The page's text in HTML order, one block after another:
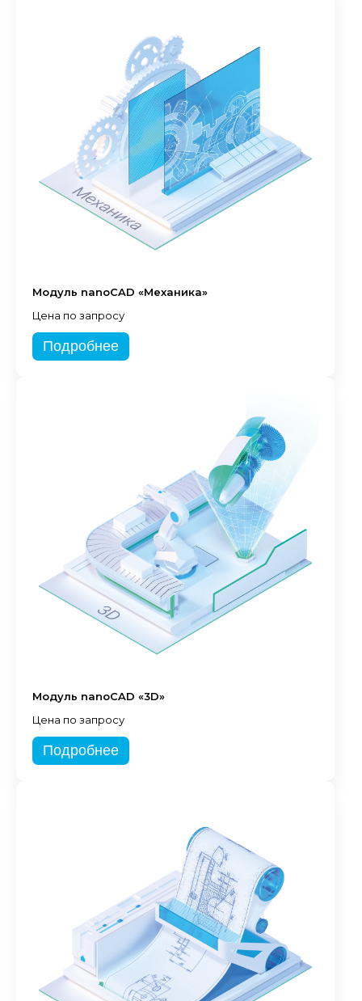
Модуль nanoCAD «Механика»
Цена по запросу
Подробнее
Модуль nanoCAD «3D»
Цена по запросу
Подробнее